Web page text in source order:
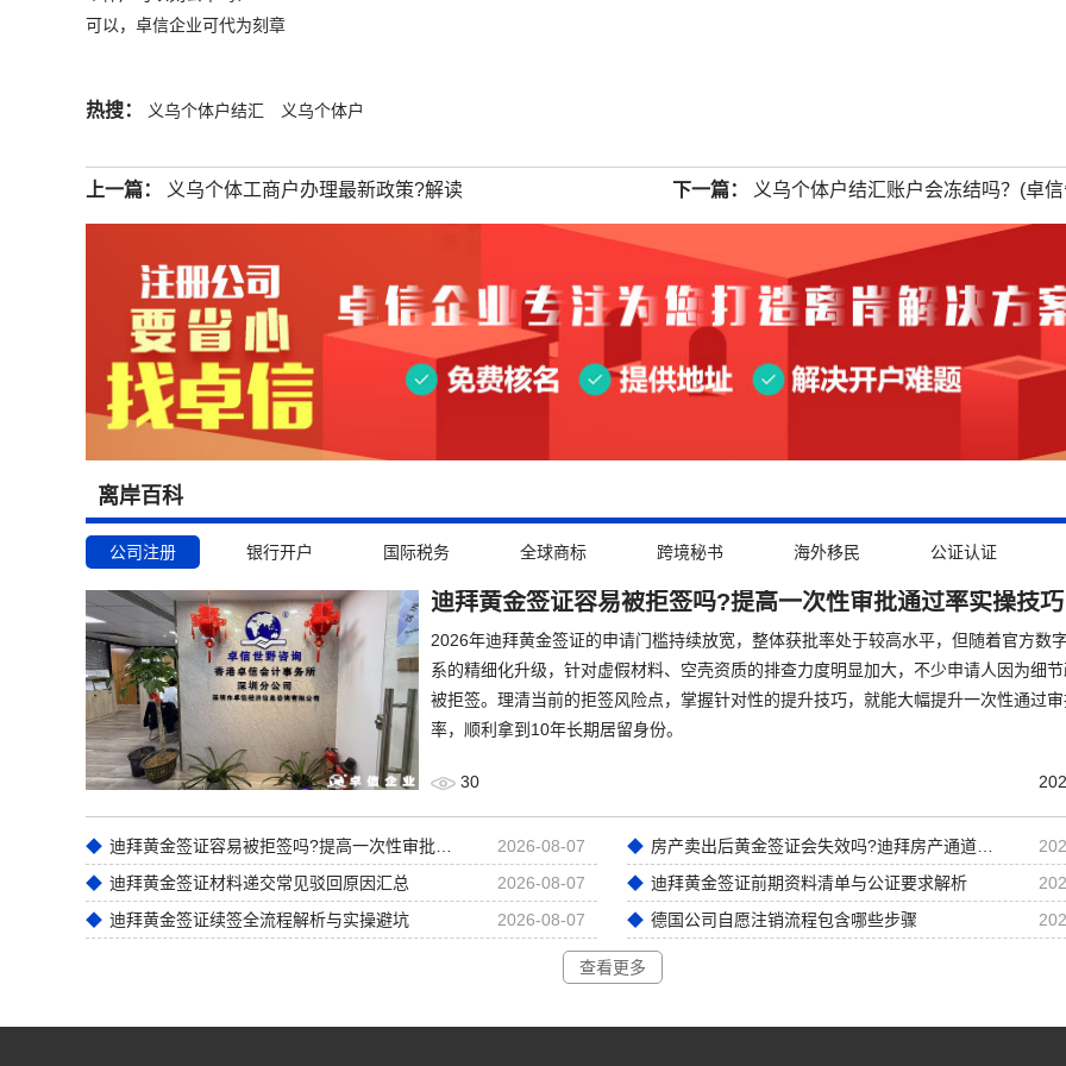
可以，卓信企业可代为刻章
热搜： 义乌个体户结汇 义乌个体户
上一篇： 义乌个体工商户办理最新政策?解读 下一篇： 义乌个体户结汇账户会冻结吗？(卓
离岸百科
公司注册 银行开户 国际税务 全球商标 跨境秘书 海外移民 公证认证
迪拜黄金签证容易被拒签吗?提高一次性审批通过率实操技巧
2026年迪拜黄金签证的申请门槛持续放宽，整体获批率处于较高水平，但随着官方数
系的精细化升级，针对虚假材料、空壳资质的排查力度明显加大，不少申请人因为细
被拒签。理清当前的拒签风险点，掌握针对性的提升技巧，就能大幅提升一次性通过
率，顺利拿到10年长期居留身份。
30
2026-08-07
迪拜黄金签证材料递交常见驳回原因汇总
2026-08-07 迪拜黄金签证前期资料清单与公证要求解析
迪拜黄金签证续签全流程解析与实操避坑
2026-08-07 德国公司自愿注销流程包含哪些步骤
查看更多